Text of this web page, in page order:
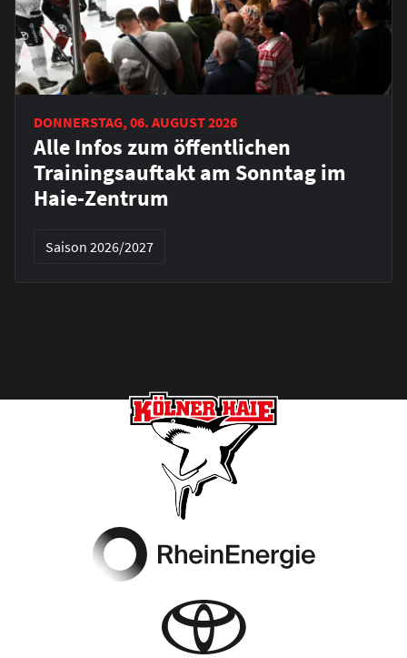
DONNERSTAG, 06. AUGUST 2026
Alle Infos zum öffentlichen
Trainingsauftakt am Sonntag im
Haie-Zentrum
Saison 2026/2027